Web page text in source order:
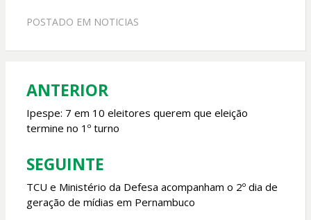
e
o
k
A
p
POSTADO EM NOTICIAS
Navegação
de
Post
ANTERIOR
Ipespe: 7 em 10 eleitores querem que eleição
termine no 1º turno
SEGUINTE
TCU e Ministério da Defesa acompanham o 2º dia de
geração de mídias em Pernambuco